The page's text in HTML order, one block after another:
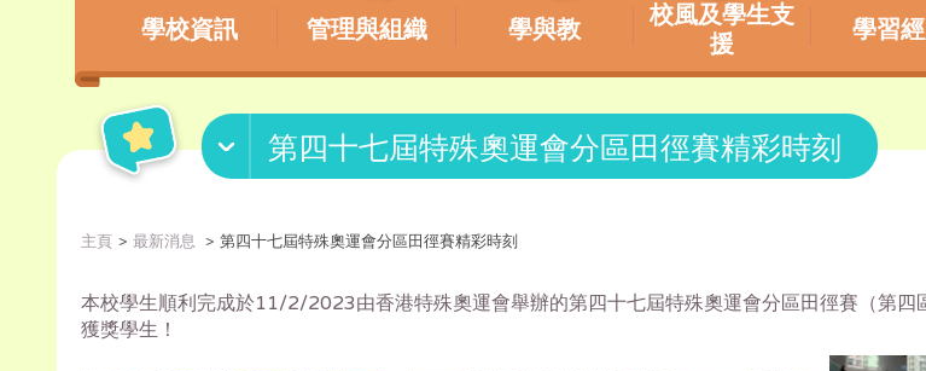
學校資訊 管理與組織 學與教
校風及學生支
援
學習
第四十七屆特殊奧運會分區田徑賽精彩時刻
主頁 最新消息 第四十七屆特殊奧運會分區田徑賽精彩時刻
本校學生順利完成於11/2/2023由香港特殊奧運會舉辦的第四十七屆特殊奧運會分區田徑賽 （第
獲獎學生！